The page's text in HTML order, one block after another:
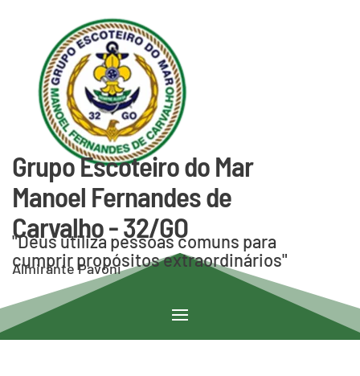
Grupo Escoteiro do Mar
Manoel Fernandes de
Carvalho - 32/GO
"Deus utiliza pessoas comuns para
cumprir propósitos extraordinários"
Almirante Pavoni